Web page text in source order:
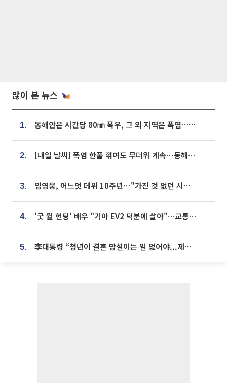
많이 본 뉴스
1. 동해안은 시간당 80㎜ 폭우, 그 외 지역은 폭염…‘극과 극 날씨’
2. [내일 날씨] 폭염 한풀 꺾여도 무더위 계속⋯동해안 이틀 연속 비
3. 임영웅, 어느덧 데뷔 10주년⋯"가진 것 없던 시절, 내 앞엔 20명의 팬뿐"
4. '굿 윌 헌팅' 배우 "기아 EV2 덕분에 살아"…교통사고 후 안전성 극찬
5. 李대통령 “청년이 결혼 망설이는 일 없어야...제도상 불이익 조사”